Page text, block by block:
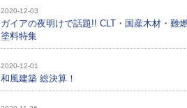
2020-12-03
ガイアの夜明けで話題!! CLT・国産木材・難
塗料特集
2020-12-01
和風建築 総決算！